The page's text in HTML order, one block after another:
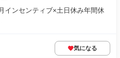
インセンティブ×土日休み年間休
気になる